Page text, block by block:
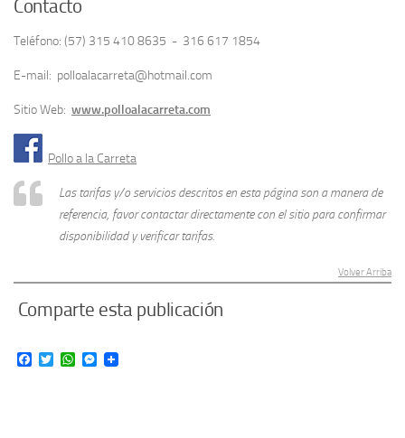
Contacto
Teléfono: (57) 315 410 8635 - 316 617 1854
E-mail: polloalacarreta@hotmail.com
Sitio Web: www.polloalacarreta.com
Pollo a la Carreta
Las tarifas y/o servicios descritos en esta página son a manera de
referencia, favor contactar directamente con el sitio para confirmar
disponibilidad y verificar tarifas.
Volver Arriba
Comparte esta publicación
Facebook
TwitterWhatsApp
Messenger